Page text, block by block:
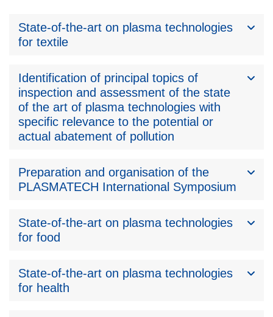
State-of-the-art on plasma technologies
for textile
Identification of principal topics of
inspection and assessment of the state
of the art of plasma technologies with
specific relevance to the potential or
actual abatement of pollution
Preparation and organisation of the
PLASMATECH International Symposium
State-of-the-art on plasma technologies
for food
State-of-the-art on plasma technologies
for health